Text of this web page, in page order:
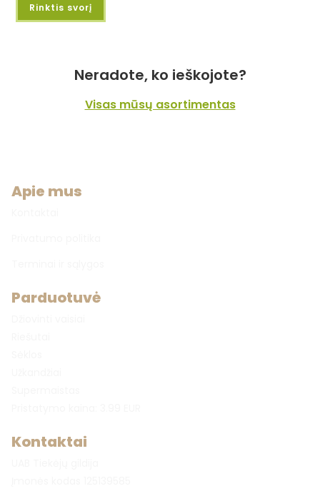
Rinktis svorį
Neradote, ko ieškojote?
Visas mūsų asortimentas
Apie mus
Parduotuvė
Kontaktai